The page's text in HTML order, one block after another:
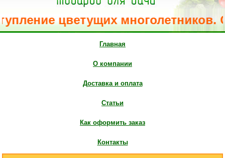
цветущих многолетников.
Главная
О компании
Доставка и оплата
Статьи
Как оформить заказ
Контакты